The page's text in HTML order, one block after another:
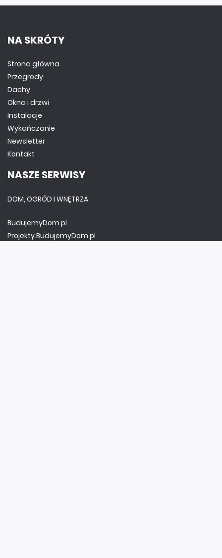
NA SKRÓTY
Strona główna
Przegrody
Dachy
Okna i drzwi
Instalacje
Wykańczanie
Newsletter
Kontakt
NASZE SERWISY
DOM, OGRÓD I WNĘTRZA
BudujemyDom.pl
Projekty.BudujemyDom.pl